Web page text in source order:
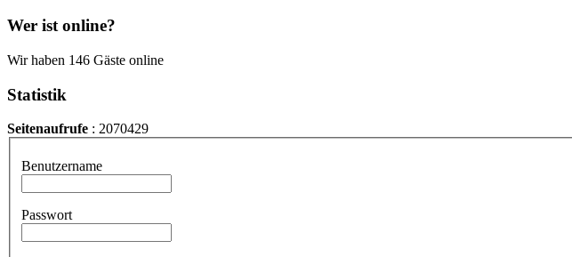
Wer ist online?
Wir haben 146 Gäste online
Statistik
Seitenaufrufe : 2070429
Benutzername
Passwort